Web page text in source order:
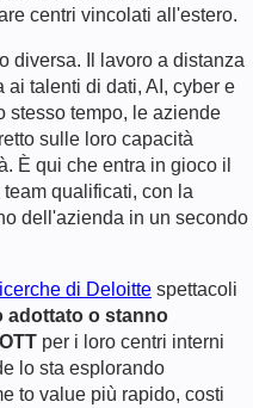
centri vincolati all'estero.
diversa. Il lavoro a distanza
talenti di dati, AI, cyber e
stesso tempo, le aziende
sulle loro capacità
È qui che entra in gioco il
qualificati, con la
dell'azienda in un secondo
di Deloitte spettacoli
adottato o stanno
per i loro centri interni
lo sta esplorando
to value più rapido, costi